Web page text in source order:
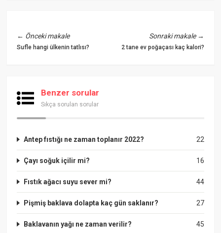
← Önceki makale
Sufle hangi ülkenin tatlısı?
Sonraki makale→
2 tane ev poğaçası kaç kalori?
Benzer sorular
Sıkça sorulan sorular
22
Antep fıstığı ne zaman toplanır 2022?
16
Çayı soğuk içilir mi?
44
Fıstık ağacı suyu sever mi?
27
Pişmiş baklava dolapta kaç gün saklanır?
45
Baklavanın yağı ne zaman verilir?